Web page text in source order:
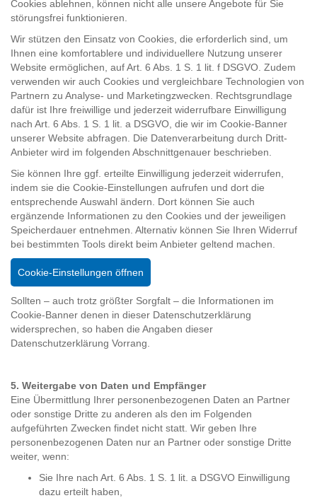
Cookies ablehnen, können nicht alle unsere Angebote für Sie
störungsfrei funktionieren.
Wir stützen den Einsatz von Cookies, die erforderlich sind, um
Ihnen eine komfortablere und individuellere Nutzung unserer
Website ermöglichen, auf Art. 6 Abs. 1 S. 1 lit. f DSGVO. Zudem
verwenden wir auch Cookies und vergleichbare Technologien von
Partnern zu Analyse- und Marketingzwecken. Rechtsgrundlage
dafür ist Ihre freiwillige und jederzeit widerrufbare Einwilligung
nach Art. 6 Abs. 1 S. 1 lit. a DSGVO, die wir im Cookie-Banner
unserer Website abfragen. Die Datenverarbeitung durch Dritt-
Anbieter wird im folgenden Abschnittgenauer beschrieben.
Sie können Ihre ggf. erteilte Einwilligung jederzeit widerrufen,
indem sie die Cookie-Einstellungen aufrufen und dort die
entsprechende Auswahl ändern. Dort können Sie auch
ergänzende Informationen zu den Cookies und der jeweiligen
Speicherdauer entnehmen. Alternativ können Sie Ihren Widerruf
bei bestimmten Tools direkt beim Anbieter geltend machen.
Cookie-Einstellungen öffnen
Sollten – auch trotz größter Sorgfalt – die Informationen im
Cookie-Banner denen in dieser Datenschutzerklärung
widersprechen, so haben die Angaben dieser
Datenschutzerklärung Vorrang.
5. Weitergabe von Daten und Empfänger
Eine Übermittlung Ihrer personenbezogenen Daten an Partner
oder sonstige Dritte zu anderen als den im Folgenden
aufgeführten Zwecken findet nicht statt. Wir geben Ihre
personenbezogenen Daten nur an Partner oder sonstige Dritte
weiter, wenn:
Sie Ihre nach Art. 6 Abs. 1 S. 1 lit. a DSGVO Einwilligung
dazu erteilt haben,